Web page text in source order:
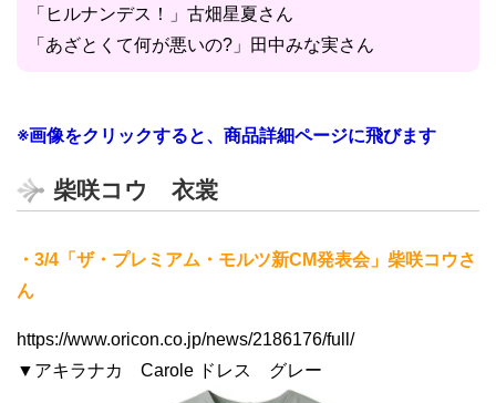
「ヒルナンデス！」古畑星夏さん
「あざとくて何が悪いの?」田中みな実さん
※画像をクリックすると、商品詳細ページに飛びます
柴咲コウ 衣裳
・3/4「ザ・プレミアム・モルツ新CM発表会」柴咲コウさ
ん
https://www.oricon.co.jp/news/2186176/full/
▼アキラナカ Carole ドレス グレー